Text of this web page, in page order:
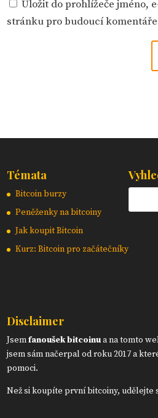
Uložit do prohlížeče jméno,
stránku pro budoucí
Témata
Bitcoin burzy
Peněženky na bitcoiny
Jak koupit Bitcoin
Kurz: Bitcoin pro začátečníky
Disclaimer
Jsemfanoušek bitcoinua na tomto
jsem sám načerpal od roku 2017 a
pomoci.
Než si koupíte první bitcoiny, udělejte